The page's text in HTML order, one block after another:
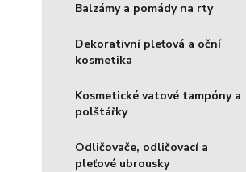
Balzámy a pomády na rty
Dekorativní pleťová a oční
kosmetika
Kosmetické vatové tampóny a
polštářky
Odličovače, odličovací a
pleťové ubrousky